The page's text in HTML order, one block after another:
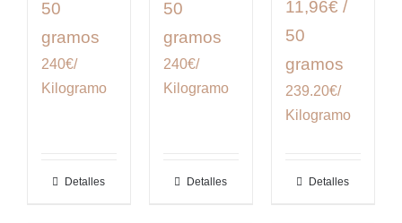
50
gramos
240€/
Kilogramo
Detalles
50
gramos
240€/
Kilogramo
Detalles
11,96€ /
50
gramos
239.20€/
Kilogramo
Detalles